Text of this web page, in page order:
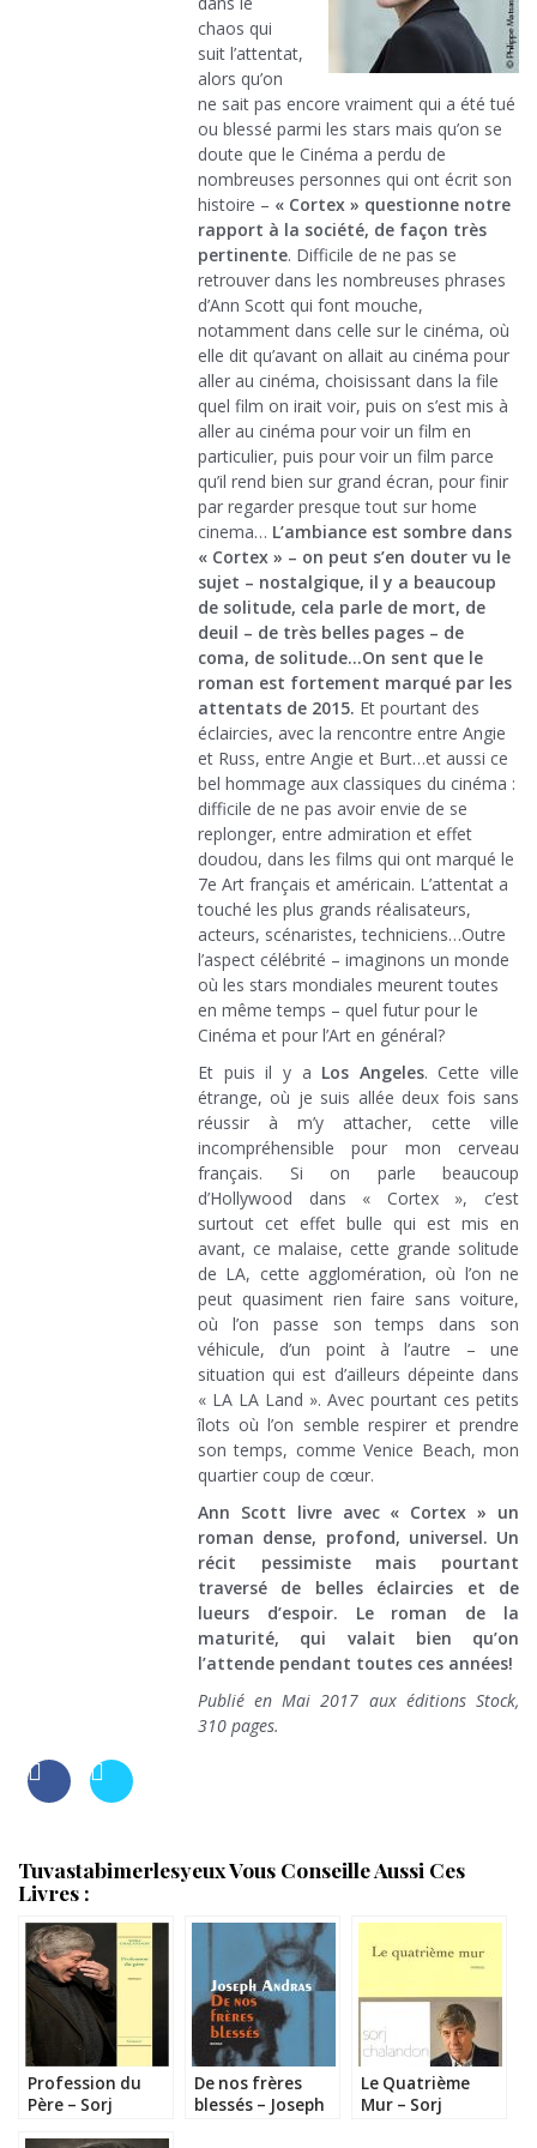
chaos qui
suit l’attentat,
alors qu’on
ne sait pas encore vraiment qui a été tué
ou blessé parmi les stars mais qu’on se
doute que le Cinéma a perdu de
nombreuses personnes qui ont écrit son
histoire – « Cortex » questionne notre
rapport à la société, de façon très
pertinente. Difficile de ne pas se
retrouver dans les nombreuses phrases
d’Ann Scott qui font mouche,
notamment dans celle sur le cinéma, où
elle dit qu’avant on allait au cinéma pour
aller au cinéma, choisissant dans la file
quel film on irait voir, puis on s’est mis à
aller au cinéma pour voir un film en
particulier, puis pour voir un film parce
qu’il rend bien sur grand écran, pour finir
par regarder presque tout sur home
cinema… L’ambiance est sombre dans
« Cortex » – on peut s’en douter vu le
sujet – nostalgique, il y a beaucoup
de solitude, cela parle de mort, de
deuil – de très belles pages – de
coma, de solitude…On sent que le
roman est fortement marqué par les
attentats de 2015. Et pourtant des
éclaircies, avec la rencontre entre Angie
et Russ, entre Angie et Burt…et aussi ce
bel hommage aux classiques du cinéma :
difficile de ne pas avoir envie de se
replonger, entre admiration et effet
doudou, dans les films qui ont marqué le
7e Art français et américain. L’attentat a
touché les plus grands réalisateurs,
acteurs, scénaristes, techniciens…Outre
l’aspect célébrité – imaginons un monde
où les stars mondiales meurent toutes
en même temps – quel futur pour le
Cinéma et pour l’Art en général?
Et puis il y a Los Angeles. Cette ville
étrange, où je suis allée deux fois sans
réussir à m’y attacher, cette ville
incompréhensible pour mon cerveau
français. Si on parle beaucoup
d’Hollywood dans « Cortex », c’est
surtout cet effet bulle qui est mis en
avant, ce malaise, cette grande solitude
de LA, cette agglomération, où l’on ne
peut quasiment rien faire sans voiture,
où l’on passe son temps dans son
véhicule, d’un point à l’autre – une
situation qui est d’ailleurs dépeinte dans
« LA LA Land ». Avec pourtant ces petits
îlots où l’on semble respirer et prendre
son temps, comme Venice Beach, mon
quartier coup de cœur.
Ann Scott livre avec « Cortex » un
roman dense, profond, universel. Un
récit pessimiste mais pourtant
traversé de belles éclaircies et de
lueurs d’espoir. Le roman de la
maturité, qui valait bien qu’on
l’attende pendant toutes ces années!
Publié en Mai 2017 aux éditions Stock,
310 pages.
Tuvastabimerlesyeux Vous Conseille Aussi Ces
Livres :
Profession du
Père – Sorj
De nos frères
blessés – Joseph
Le Quatrième
Mur – Sorj